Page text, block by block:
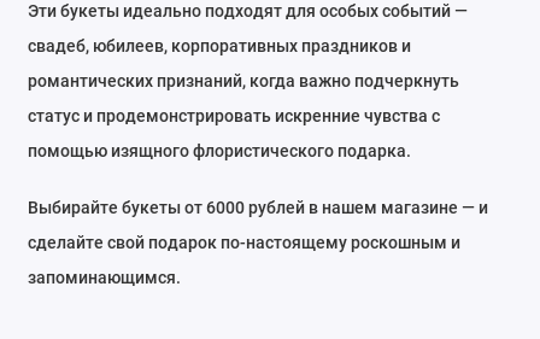
Эти букеты идеально подходят для особых событий —
свадеб, юбилеев, корпоративных праздников и
романтических признаний, когда важно подчеркнуть
статус и продемонстрировать искренние чувства с
помощью изящного флористического подарка.
Выбирайте букеты от 6000 рублей в нашем магазине — и
сделайте свой подарок по-настоящему роскошным и
запоминающимся.